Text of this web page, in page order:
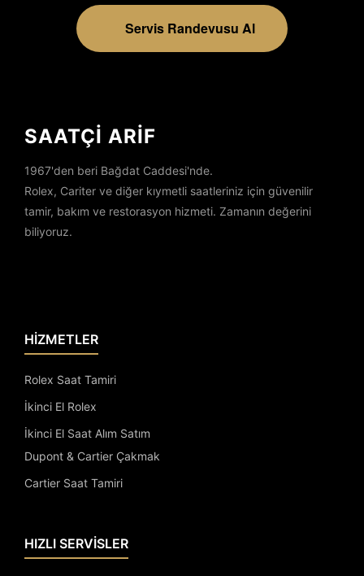
Servis Randevusu Al
SAATÇİ ARİF
1967'den beri Bağdat Caddesi'nde.
Rolex, Cariter ve diğer kıymetli saatleriniz için güvenilir
tamir, bakım ve restorasyon hizmeti. Zamanın değerini
biliyoruz.
HİZMETLER
Rolex Saat Tamiri
İkinci El Rolex
İkinci El Saat Alım Satım
Dupont & Cartier Çakmak
Cartier Saat Tamiri
HIZLI SERVİSLER